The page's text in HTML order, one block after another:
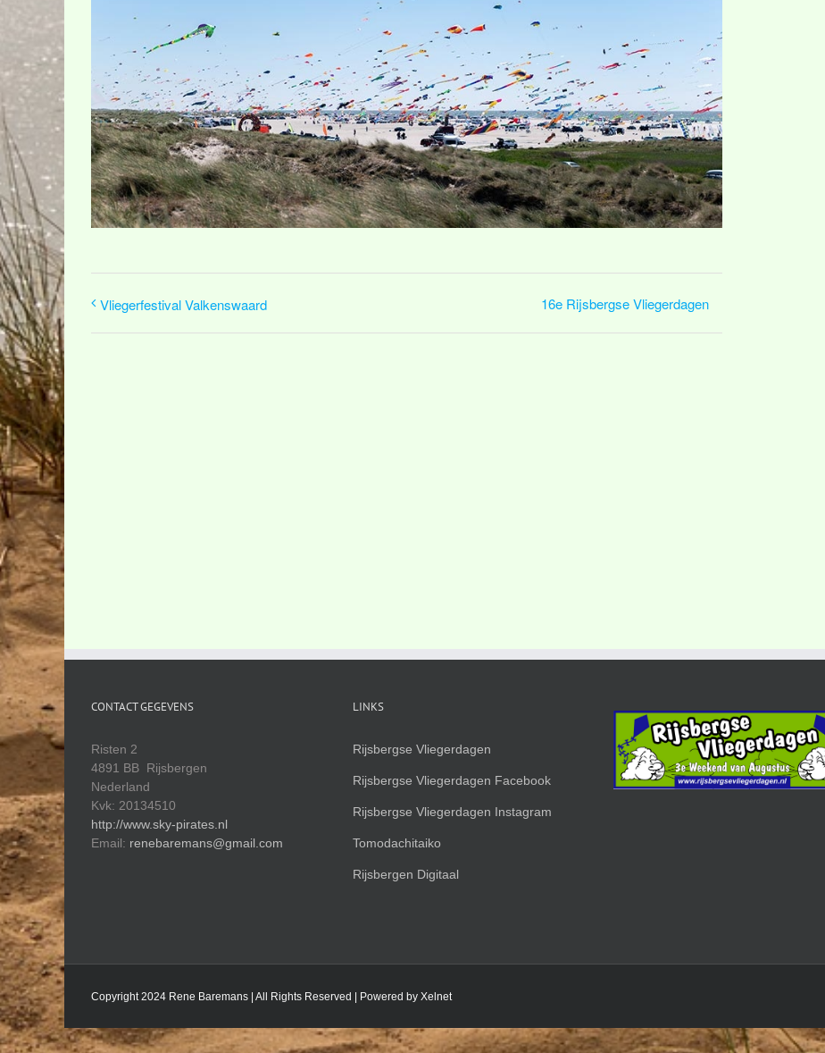
Vliegerfestival Valkenswaard 16e Rijsbergse Vliegerdagen
CONTACT GEGEVENS
Risten 2
4891 BB Rijsbergen
Nederland
Kvk: 20134510
http://www.sky-pirates.nl
Email: renebaremans@gmail.com
LINKS
Rijsbergse Vliegerdagen
Rijsbergse Vliegerdagen Facebook
Rijsbergse Vliegerdagen Instagram
Tomodachitaiko
Rijsbergen Digitaal
Copyright 2024 Rene Baremans | All Rights Reserved | Powered by Xelnet